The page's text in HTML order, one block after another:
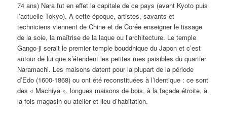
74 ans) Nara fut en effet la capitale de ce pays (avant Kyoto puis
l’actuelle Tokyo). A cette époque, artistes, savants et
techniciens viennent de Chine et de Corée enseigner le tissage
de la soie, la maîtrise de la laque ou l’architecture. Le temple
Gango-ji serait le premier temple bouddhique du Japon et c’est
autour de lui que s’étendent les petites rues paisibles du quartier
Naramachi. Les maisons datent pour la plupart de la période
d’Edo (1600-1868) ou ont été reconstituées à l’identique : ce sont
des « Machiya », longues maisons de bois, à la façade étroite, à
la fois magasin ou atelier et lieu d’habitation.